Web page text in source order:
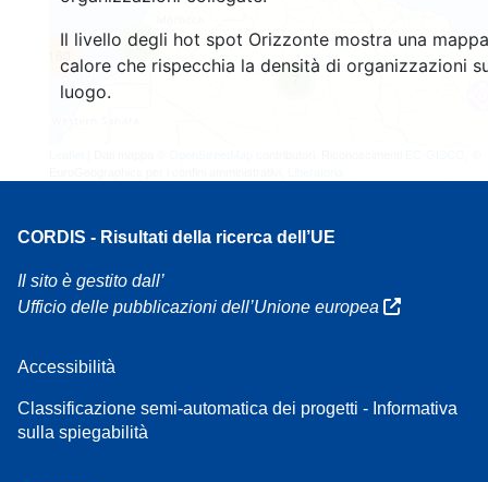
Il livello degli hot spot Orizzonte mostra una
calore che rispecchia la densità di organizzazioni
luogo.
3
7
CORDIS - Risultati della ricerca dell’UE
Il sito è gestito dall’
Ufficio delle pubblicazioni dell’Unione europea
Accessibilità
Classificazione semi-automatica dei progetti - Informativa
sulla spiegabilità